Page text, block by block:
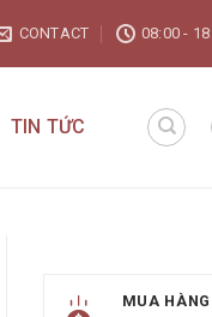
CONTACT 08:00 -
TIN TỨC
MUA